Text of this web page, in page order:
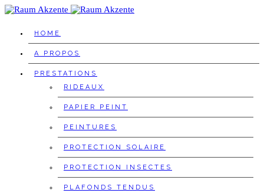
HOME
A PROPOS
PRESTATIONS
RIDEAUX
PAPIER PEINT
PEINTURES
PROTECTION SOLAIRE
PROTECTION INSECTES
PLAFONDS TENDUS